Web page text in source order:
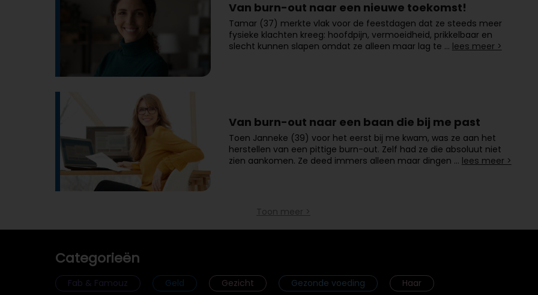
Van burn-out naar een nieuwe toekomst!
Tamar (37) merkte vlak voor de feestdagen dat ze steeds meer
fysieke klachten kreeg: hoofdpijn, vermoeidheid, prikkelbaar en
slecht kunnen slapen omdat ze alleen maar lag te … lees meer >
Van burn-out naar een baan die bij me past
Toen Janneke (39) voor het eerst bij me kwam, was ze aan het
herstellen van een pittige burn-out. Zelf had ze die absoluut niet
zien aankomen. Ze deed immers alleen maar dingen … lees meer >
Toon meer >
Categorieën
Fab & Famouz Geld Gezicht Gezonde voeding Haar